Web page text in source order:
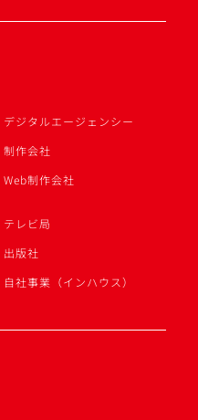
デジタルエージェンシー
制作会社
Web制作会社
テレビ局
出版社
自社事業（インハウス）